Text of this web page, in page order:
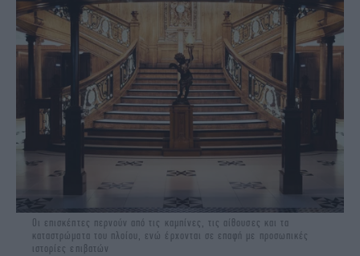
Οι επισκέπτες περνούν από τις καμπίνες, τις αίθουσες και τα
καταστρώματα του πλοίου, ενώ έρχονται σε επαφή με προσωπικές
ιστορίες επιβατών